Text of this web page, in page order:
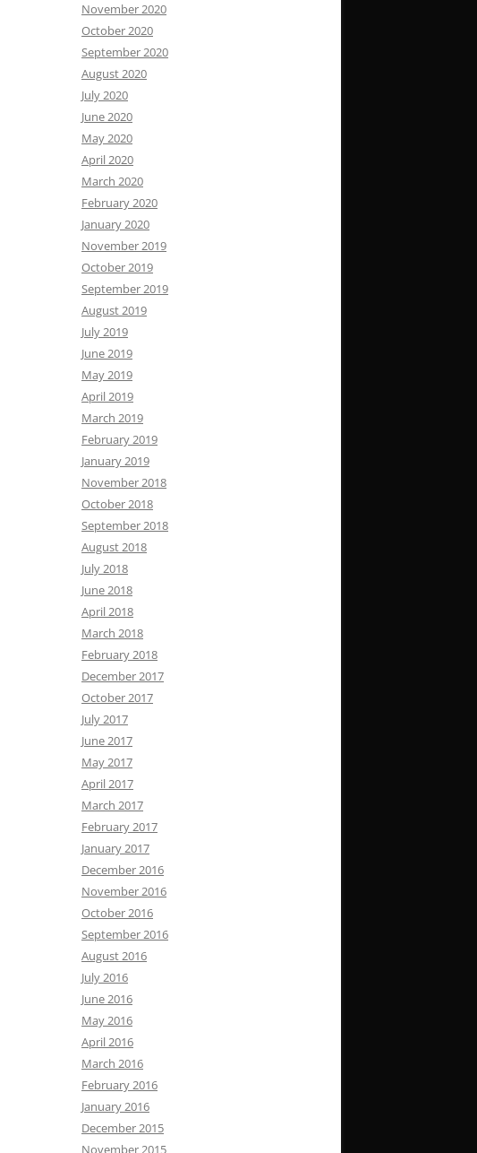
November 2020
October 2020
September 2020
August 2020
July 2020
June 2020
May 2020
April 2020
March 2020
February 2020
January 2020
November 2019
October 2019
September 2019
August 2019
July 2019
June 2019
May 2019
April 2019
March 2019
February 2019
January 2019
November 2018
October 2018
September 2018
August 2018
July 2018
June 2018
April 2018
March 2018
February 2018
December 2017
October 2017
July 2017
June 2017
May 2017
April 2017
March 2017
February 2017
January 2017
December 2016
November 2016
October 2016
September 2016
August 2016
July 2016
June 2016
May 2016
April 2016
March 2016
February 2016
January 2016
December 2015
November 2015